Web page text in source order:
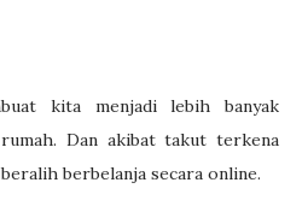
kita menjadi lebih banyak
Dan akibat takut terkena
berbelanja secara online.